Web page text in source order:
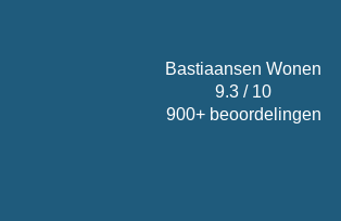
Bastiaansen Wonen
9.3 / 10
900+ beoordelingen